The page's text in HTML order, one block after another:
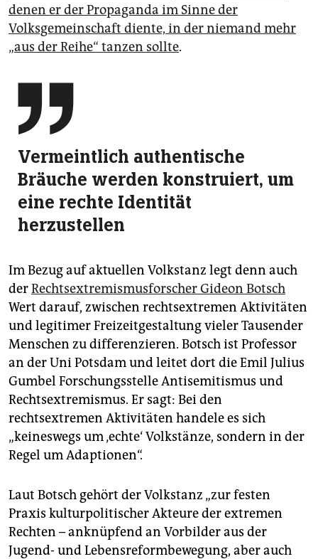
denen er der Propaganda im Sinne der
Volksgemeinschaft diente, in der niemand mehr
„aus der Reihe“ tanzen sollte.

Vermeintlich authentische
Bräuche werden konstruiert, um
eine rechte Identität
herzustellen
Im Bezug auf aktuellen Volkstanz legt denn auch
derRechtsextremismusforscher Gideon Botsch
Wert darauf, zwischen rechtsextremen Aktivitäten
und legitimer Freizeitgestaltung vieler Tausender
Menschen zu differenzieren. Botsch ist Professor
an der Uni Potsdam und leitet dort die Emil Julius
Gumbel Forschungsstelle Antisemitismus und
Rechtsextremismus. Er sagt: Bei den
rechtsextremen Aktivitäten handele es sich
„keineswegs um ‚echte‘ Volkstänze, sondern in der
Regel um Adaptionen“.
Laut Botsch gehört der Volkstanz „zur festen
Praxis kulturpolitischer Akteure der extremen
Rechten – anknüpfend an Vorbilder aus der
Jugend- und Lebensreformbewegung, aber auch